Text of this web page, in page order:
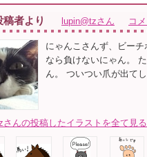
稿者より lupin@tzさん コ
にゃんこさんず、ビー
なら負けないにゃん。
ん。 ついつい爪が出て
さんの投稿したイラストを全て見る